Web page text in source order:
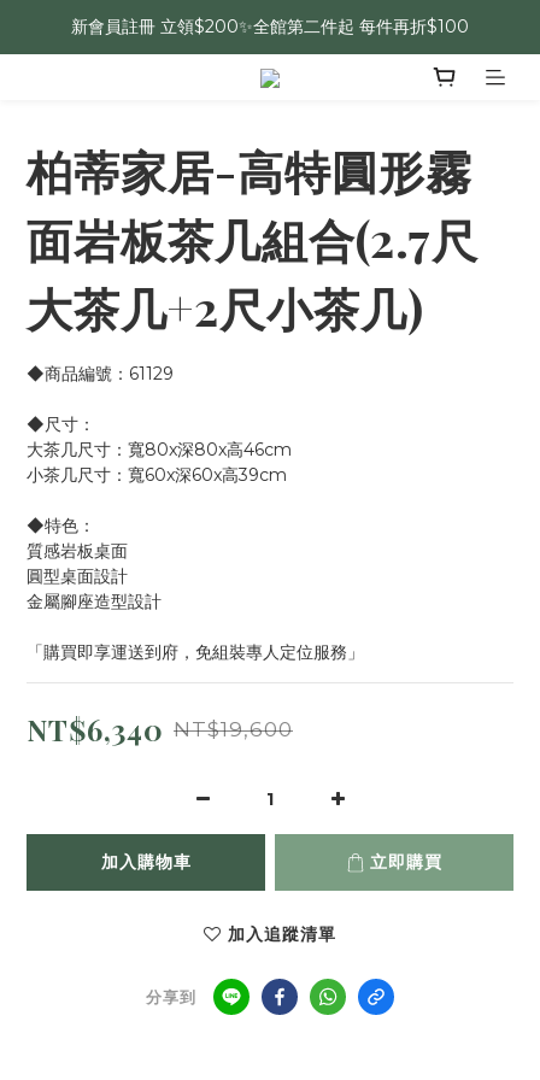
新會員註冊 立領$200✨全館第二件起 每件再折$100
柏蒂家居-高特圓形霧
面岩板茶几組合(2.7尺
大茶几+2尺小茶几)
◆商品編號：61129
◆尺寸：
大茶几尺寸：寬80x深80x高46cm
小茶几尺寸：寬60x深60x高39cm
◆特色：
質感岩板桌面
圓型桌面設計
金屬腳座造型設計
「購買即享運送到府，免組裝專人定位服務」
NT$6,340 NT$19,600
加入購物車 立即購買
加入追蹤清單
分享到